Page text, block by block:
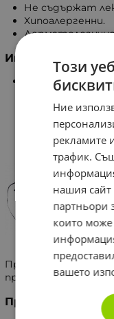
Не съдържат
Хипоалергенни.
Инструкции за
Внимателно
Извадете
защитната
изчакайте
към кожата.
миете лицето
При сериозни
производителя и
Предупреждения
Този
Ние
рекламите
трафик.
нашия сайт
партньори
които може
вашето